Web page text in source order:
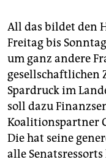
All das bildet den
Freitag bis
um ganz andere
gesellschaftlichen
Spardruck im
soll dazu
Koalitionspartner
Die hat seine
alle